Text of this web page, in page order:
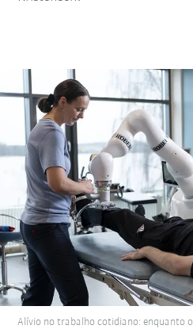
Alívio no trabalho cotidiano: enquanto o